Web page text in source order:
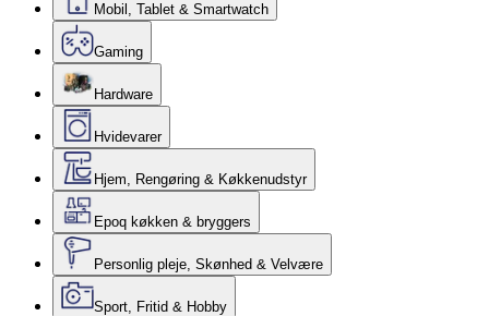
Mobil, Tablet & Smartwatch
Gaming
Hardware
Hvidevarer
Hjem, Rengøring & Køkkenudstyr
Epoq køkken & bryggers
Personlig pleje, Skønhed & Velvære
Sport, Fritid & Hobby